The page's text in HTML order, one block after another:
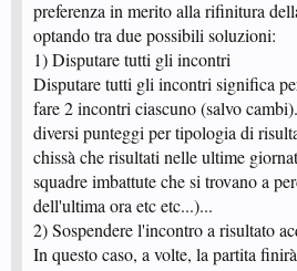
preferenza in merito alla rifinitura
optando tra due possibili soluzioni:
1) Disputare tutti gli incontri
Disputare tutti gli incontri significa
fare 2 incontri ciascuno (salvo
diversi punteggi per tipologia di
chissà che risultati nelle ultime
squadre imbattute che si trovano a
dell'ultima ora etc etc...)...
2) Sospendere l'incontro a risultato
In questo caso, a volte, la partita